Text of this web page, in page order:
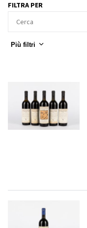
FILTRA PER
Più filtri